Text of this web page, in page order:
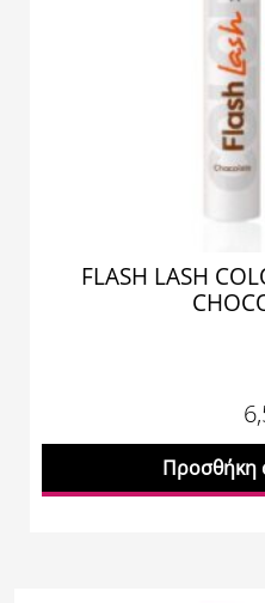
FLASH LASH
Προσθήκη